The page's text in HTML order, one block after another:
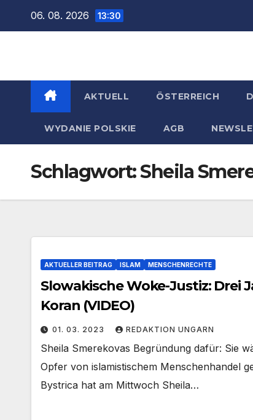
06. 08. 2026 13:30
AKTUELL ÖSTERREICH
WYDANIE POLSKIE AGB
Schlagwort:Sheila
AKTUELLER BEITRAG ISLAM MENSCHENRECHTE
Slowakische Woke-Justiz:
Koran (VIDEO)
01. 03. 2023 REDAKTION UNGARN
Sheila Smerekovas Begründung dafür: Sie
Opfer von islamistischem Menschenhandel
Bystrica hat am Mittwoch Sheila…